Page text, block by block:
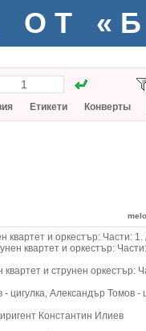
ОТ
Етикети Конверты
квартет и оркестър: Части:
квартет и оркестър:
и струнен оркестър:
цигулка, Александър Томов
Константин Илиев